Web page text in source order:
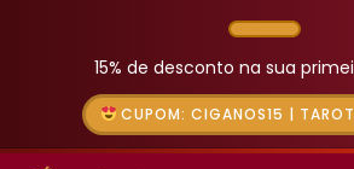
15% de desconto na sua
CUPOM: CIGANOS15 |